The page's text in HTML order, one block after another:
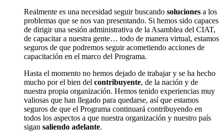
Realmente es una necesidad seguir buscando soluciones a los
problemas que se nos van presentando. Si hemos sido capaces
de dirigir una sesión administrativa de la Asamblea del CIAT,
de capacitar a nuestra gente… todo de manera virtual, estamos
seguros de que podremos seguir acometiendo acciones de
capacitación en el marco del Programa.
Hasta el momento no hemos dejado de trabajar y se ha hecho
mucho por el bien del contribuyente, de la nación y de
nuestra propia organización. Hemos tenido experiencias muy
valiosas que han llegado para quedarse, así que estamos
seguros de que el Programa continuará contribuyendo en
todos los aspectos a que nuestra organización y nuestro país
sigan saliendo adelante.